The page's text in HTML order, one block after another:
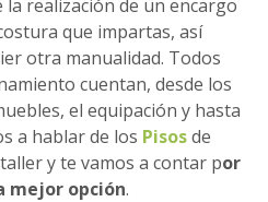
la realización de un encargo
que impartas, así
otra manualidad. Todos
cuentan, desde los
el equipación y hasta
a hablar de los Pisosde
y te vamos a contar por
mejor opción.